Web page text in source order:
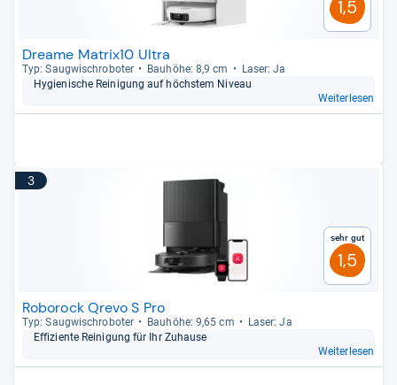
1,5
Dreame Matrix10 Ultra
Typ: Saug­wisch­ro­bo­ter Bau­höhe: 8,9 cm
Laser: Ja
Hygie­ni­sche Rei­ni­gung auf höchs­tem Niveau
Weiterlesen
3
Sehr gut
1,5
Roborock Qrevo S Pro
Typ: Saug­wisch­ro­bo­ter Bau­höhe: 9,65 cm
Laser: Ja
Effi­zi­ente Rei­ni­gung für Ihr Zuhause
Weiterlesen